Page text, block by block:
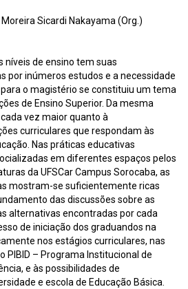
Sicardi Nakayama (Org.)
níveis de ensino tem suas
por inúmeros estudos e a necessidade
o magistério se constituiu um tema
de Ensino Superior. Da mesma
vez maior quanto à
curriculares que respondam às
Nas práticas educativas
em diferentes espaços pelos
da UFSCar Campus Sorocaba, as
mostram-se suficientemente ricas
das discussões sobre as
alternativas encontradas por cada
de iniciação dos graduandos na
nos estágios curriculares, nas
PIBID – Programa Institucional de
e às possibilidades de
e escola de Educação Básica.